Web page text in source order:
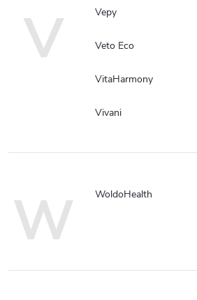
V Vepy
Veto Eco
VitaHarmony
Vivani
W WoldoHealth